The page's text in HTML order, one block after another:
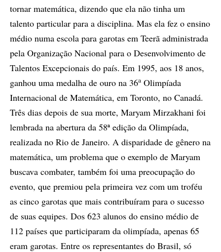
tornar matemática, dizendo que ela não tinha um
talento particular para a disciplina. Mas ela fez o ensino
médio numa escola para garotas em Teerã administrada
pela Organização Nacional para o Desenvolvimento de
Talentos Excepcionais do país. Em 1995, aos 18 anos,
ganhou uma medalha de ouro na 36a Olimpíada
Internacional de Matemática, em Toronto, no Canadá.
Três dias depois de sua morte, Maryam Mirzakhani foi
lembrada na abertura da 58ª edição da Olimpíada,
realizada no Rio de Janeiro. A disparidade de gênero na
matemática, um problema que o exemplo de Maryam
buscava combater, também foi uma preocupação do
evento, que premiou pela primeira vez com um troféu
as cinco garotas que mais contribuíram para o sucesso
de suas equipes. Dos 623 alunos do ensino médio de
112 países que participaram da olimpíada, apenas 65
eram garotas. Entre os representantes do Brasil, só